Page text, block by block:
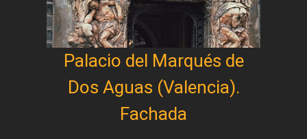
Palacio del Marqués de
Dos Aguas (Valencia).
Fachada